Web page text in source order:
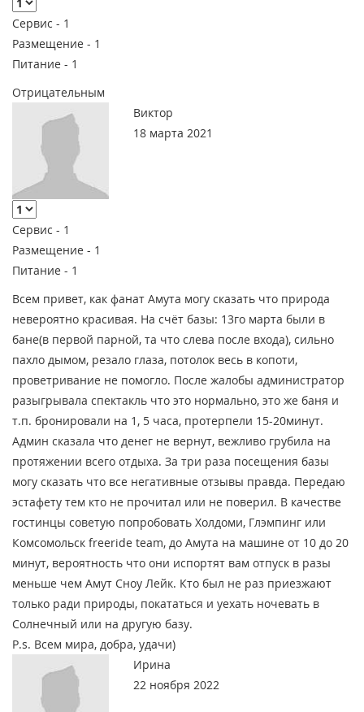
Сервис - 1
Размещение - 1
Питание - 1
Отрицательным
Виктор
18 марта 2021
Сервис - 1
Размещение - 1
Питание - 1
Всем привет, как фанат Амута могу сказать что природа
невероятно красивая. На счёт базы: 13го марта были в
бане(в первой парной, та что слева после входа), сильно
пахло дымом, резало глаза, потолок весь в копоти,
проветривание не помогло. После жалобы администратор
разыгрывала спектакль что это нормально, это же баня и
т.п. бронировали на 1, 5 часа, протерпели 15-20минут.
Админ сказала что денег не вернут, вежливо грубила на
протяжении всего отдыха. За три раза посещения базы
могу сказать что все негативные отзывы правда. Передаю
эстафету тем кто не прочитал или не поверил. В качестве
гостинцы советую попробовать Холдоми, Глэмпинг или
Комсомольск freeride team, до Амута на машине от 10 до 20
минут, вероятность что они испортят вам отпуск в разы
меньше чем Амут Сноу Лейк. Кто был не раз приезжают
только ради природы, покататься и уехать ночевать в
Солнечный или на другую базу.
P.s. Всем мира, добра, удачи)
Ирина
22 ноября 2022